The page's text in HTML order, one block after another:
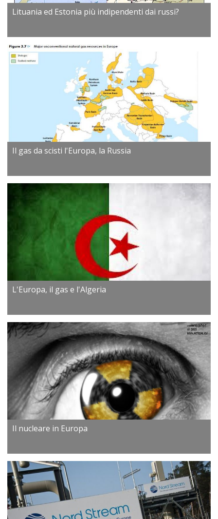
Lituania ed Estonia più indipendenti dai russi?
Il gas da scisti l'Europa, la Russia
L'Europa, il gas e l'Algeria
Il nucleare in Europa